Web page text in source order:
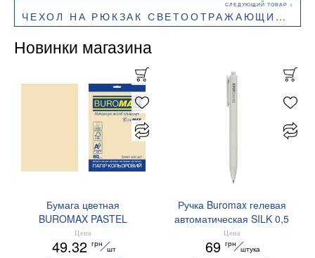
ЧЕХОЛ НА РЮКЗАК СВЕТООТРАЖАЮЩИЙ ТИП 2 BUROMAX BM.9780
Новинки магазина
Бумага цветная
BUROMAX PASTEL
EUROMAX 20 арк А4 80 г/
мс BM.2721220E-08
Цена
49.32 грн
шт
Ручка Buromax гелевая
автоматическая SILK 0,5
мм синие чернила
BM.83100
Цена
69 грн
штука